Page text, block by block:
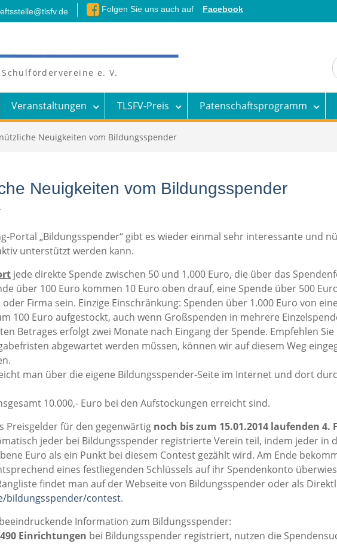
Folgen Sie uns auch auf Facebook
e. V.
Veranstaltungen TLSFV-Preis Patenschaftsprogramm
Neuigkeiten vom Bildungsspender
Neuigkeiten vom Bildungsspender
Portal „Bildungsspender“ gibt es wieder einmal sehr interessante und
unterstützt werden kann.
jede direkte Spende zwischen 50 und 1.000 Euro, die über das
über 100 Euro kommen 10 Euro oben drauf, eine Spende über 500
Firma sein. Einzige Einschränkung: Spenden über 1.000 Euro von
100 Euro aufgestockt, auch wenn Großspenden in mehrere
Betrages erfolgt zwei Monate nach Eingang der Spende. Empfehlen
abgewartet werden müssen, können wir auf diesem Weg
man über die eigene Bildungsspender-Seite im Internet und dort
10.000,- Euro bei den Aufstockungen erreicht sind.
Preisgelder für den gegenwärtig noch bis zum 15.01.2014 laufenden
jeder bei Bildungsspender registrierte Verein teil, indem jeder in
Euro als ein Punkt bei diesem Contest gezählt wird. Am Ende
eines festliegenden Schlüssels auf ihr Spendenkonto
findet man auf der Webseite von Bildungsspender oder als
bildungsspender/contest.
Information zum Bildungsspender:
Einrichtungen bei Bildungsspender registriert, nutzen die